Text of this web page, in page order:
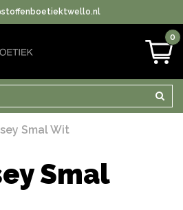
0
Smal Wit
Smal